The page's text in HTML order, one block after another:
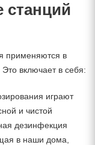
применяются в
включает в себя:
играют
и чистой
дезинфекция
в наши дома,